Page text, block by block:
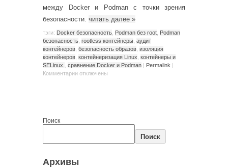
между Docker и Podman с точки зрения
безопасности. читать далее »
тэги: Docker безопасность Podman без root Podman
безопасность rootless контейнеры аудит
контейнеров безопасность образов изоляция
контейнеров контейнеризация Linux контейнеры и
SELinux.
сравнение Docker и Podman | Permalink |
Комментарии отключены
Поиск
Поиск
Архивы